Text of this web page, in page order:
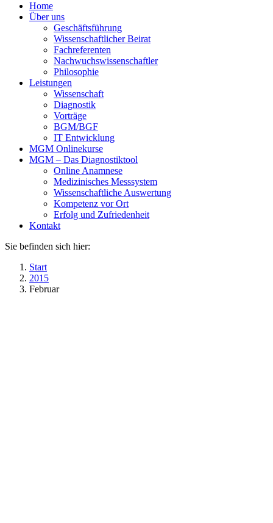
Home
Über uns
Geschäftsführung
Wissenschaftlicher Beirat
Fachreferenten
Nachwuchswissenschaftler
Philosophie
Leistungen
Wissenschaft
Diagnostik
Vorträge
BGM/BGF
IT Entwicklung
MGM Onlinekurse
MGM – Das Diagnostiktool
Online Anamnese
Medizinisches Messsystem
Wissenschaftliche Auswertung
Kompetenz vor Ort
Erfolg und Zufriedenheit
Kontakt
Sie befinden sich hier:
Start
2015
Februar